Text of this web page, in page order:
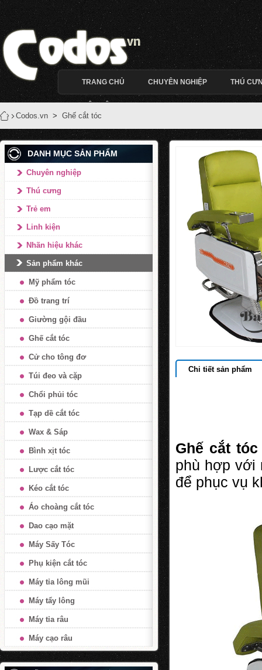
TRANG CHỦ CHUYÊN NGHIỆP THÚ
Codos.vn > Ghế cắt tóc
DANH MỤC SẢN PHẨM
Chuyên nghiệp
Thú cưng
Trẻ em
Linh kiện
Nhãn hiệu khác
Sản phẩm khác
Mỹ phẩm tóc
Đồ trang trí
Giường gội đầu
Ghế cắt tóc
Cử cho tông đơ
Túi đeo và cặp
Chổi phủi tóc
Tạp dề cắt tóc
Wax & Sáp
Bình xịt tóc
Lược cắt tóc
Kéo cắt tóc
Áo choàng cắt tóc
Dao cạo mặt
Máy Sấy Tóc
Phụ kiện cắt tóc
Máy tỉa lông mũi
Máy tẩy lông
Máy tỉa râu
Máy cạo râu
Chi tiết sản phẩm
Ghế cắt tóc
phù hợp với
để phục vụ